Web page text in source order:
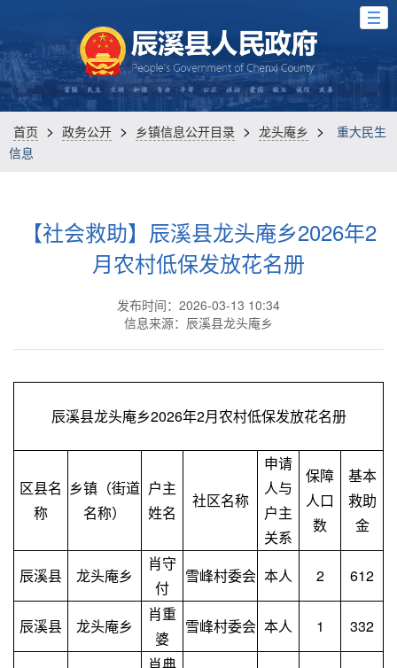
首页 > 政务公开 > 乡镇信息公开目录 > 龙头庵乡 >
重大民生
信息
【社会救助】辰溪县龙头庵乡2026年2
月农村低保发放花名册
发布时间：2026-03-13 10:34
信息来源：辰溪县龙头庵乡
辰溪县龙头庵乡2026年2月农村低保发放花名册
区县名
称
乡镇（街道
名称）
户主
姓名
社区名称
申请
人与
户主
关系
保障
人口
数
基本
救助
金
辰溪县 龙头庵乡
肖守
付
雪峰村委会 本人 2 612
辰溪县 龙头庵乡
肖重
婆
雪峰村委会 本人 1 332
肖典